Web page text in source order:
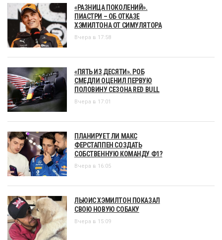
«РАЗНИЦА ПОКОЛЕНИЙ».
ПИАСТРИ – ОБ ОТКАЗЕ
ХЭМИЛТОНА ОТ СИМУЛЯТОРА
Вчера в 17:58
«ПЯТЬ ИЗ ДЕСЯТИ». РОБ
СМЕДЛИ ОЦЕНИЛ ПЕРВУЮ
ПОЛОВИНУ СЕЗОНА RED BULL
Вчера в 17:01
ПЛАНИРУЕТ ЛИ МАКС
ФЕРСТАППЕН СОЗДАТЬ
СОБСТВЕННУЮ КОМАНДУ Ф1?
Вчера в 16:05
ЛЬЮИС ХЭМИЛТОН ПОКАЗАЛ
СВОЮ НОВУЮ СОБАКУ
Вчера в 15:09